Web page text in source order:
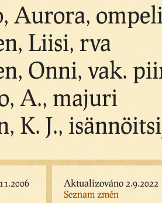
Aurora,
Liisi, rva
Onni, vak.
A., majuri
K. J.,
Aktualizováno 2.9.2022
Seznam změn